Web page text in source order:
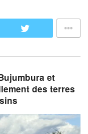
et
des terres